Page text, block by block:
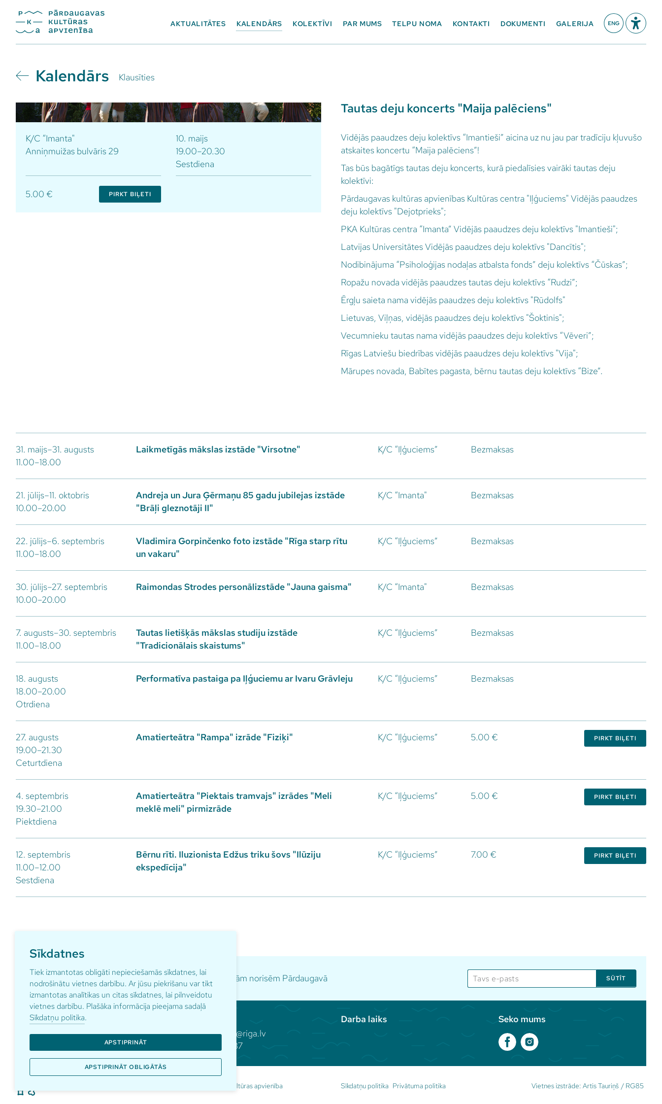
Sīkdatnes
Tiek izmantotas obligāti nepieciešamās sīkdatnes, lai
nodrošinātu vietnes darbību. Ar jūsu piekrišanu var tikt
izmantotas analītikas un citas sīkdatnes, lai pilnveidotu
vietnes darbību. Plašāka informācija pieejama sadaļā
Sīkdatņu politika.
APSTIPRINĀT
APSTIPRINĀT OBLIGĀTĀS
AKTUALITĀTES KALENDĀRS KOLEKTĪVI PAR MUMS TELPU NOMA KONTAKTI DOKUMENTI GALERIJA ENG
Kalendārs Klausīties
K/C “Imanta"
Anniņmuižas bulvāris 29
10. maijs
19.00–20.30
Sestdiena
5.00 € PIRKT BIĻETI
Tautas deju koncerts "Maija palēciens"
Vidējās paaudzes deju kolektīvs “Imantieši” aicina uz nu jau par tradīciju kļuvušo
atskaites koncertu “Maija palēciens”!
Tas būs bagātīgs tautas deju koncerts, kurā piedalīsies vairāki tautas deju
kolektīvi:
Pārdaugavas kultūras apvienības Kultūras centra "Iļģuciems" Vidējās paaudzes
deju kolektīvs "Dejotprieks";
PKA Kultūras centra “Imanta” Vidējās paaudzes deju kolektīvs "Imantieši";
Latvijas Universitātes Vidējās paaudzes deju kolektīvs "Dancītis";
Nodibinājuma “Psiholoģijas nodaļas atbalsta fonds” deju kolektīvs “Čūskas”;
Ropažu novada vidējās paaudzes tautas deju kolektīvs “Rudzi”;
Ērgļu saieta nama vidējās paaudzes deju kolektīvs "Rūdolfs"
Lietuvas, Viļņas, vidējās paaudzes deju kolektīvs "Šoktinis";
Vecumnieku tautas nama vidējās paaudzes deju kolektīvs “Vēveri”;
Rīgas Latviešu biedrības vidējās paaudzes deju kolektīvs "Vija";
Mārupes novada, Babītes pagasta, bērnu tautas deju kolektīvs “Bize”.
31. maijs–31. augusts
11.00–18.00
Laikmetīgās mākslas izstāde "Virsotne" K/C “Iļģuciems” Bezmaksas
21. jūlijs–11. oktobris
10.00–20.00
Andreja un Jura Ģērmaņu 85 gadu jubilejas izstāde
"Brāļi gleznotāji II"
K/C “Imanta" Bezmaksas
22. jūlijs–6. septembris
11.00–18.00
Vladimira Gorpinčenko foto izstāde "Rīga starp rītu
un vakaru"
K/C “Iļģuciems” Bezmaksas
30. jūlijs–27. septembris
10.00–20.00
Raimondas Strodes personālizstāde "Jauna gaisma" K/C “Imanta" Bezmaksas
7. augusts–30. septembris
11.00–18.00
Tautas lietišķās mākslas studiju izstāde
"Tradicionālais skaistums"
K/C “Iļģuciems” Bezmaksas
18. augusts
18.00–20.00
Otrdiena
Performatīva pastaiga pa Iļģuciemu ar Ivaru Grāvleju K/C “Iļģuciems” Bezmaksas
27. augusts
19.00–21.30
Ceturtdiena
Amatierteātra "Rampa" izrāde "Fiziķi" K/C “Iļģuciems” 5.00 € PIRKT BIĻETI
4. septembris
19.30–21.00
Piektdiena
Amatierteātra "Piektais tramvajs" izrādes "Meli
meklē meli" pirmizrāde
K/C “Iļģuciems” 5.00 € PIRKT BIĻETI
12. septembris
11.00–12.00
Sestdiena
Bērnu rīti. Iluzionista Edžus triku šovs "Ilūziju
ekspedīcija"
K/C “Iļģuciems” 7.00 € PIRKT BIĻETI
Pieraksties ikmēneša aktualitātēm par gaidāmajām norisēm Pārdaugavā SŪTĪT
Adrese
Anniņmuižas bulvāris 29
Rīga, LV-1067
pardaugavaka@riga.lv
+371 67 181 937
Darba laiks Seko mums
© Pārdaugavas kultūras apvienība Sīkdatņu politika Privātuma politika Vietnes izstrāde: Artis Tauriņš / RG85